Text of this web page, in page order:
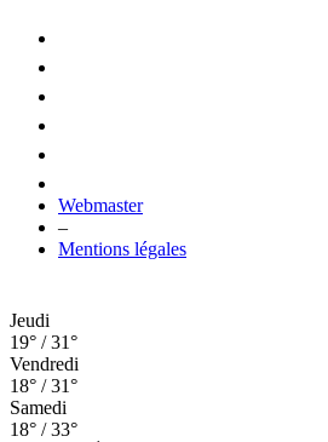
Webmaster
–
Mentions légales
Jeudi
19° / 31°
Vendredi
18° / 31°
Samedi
18° / 33°